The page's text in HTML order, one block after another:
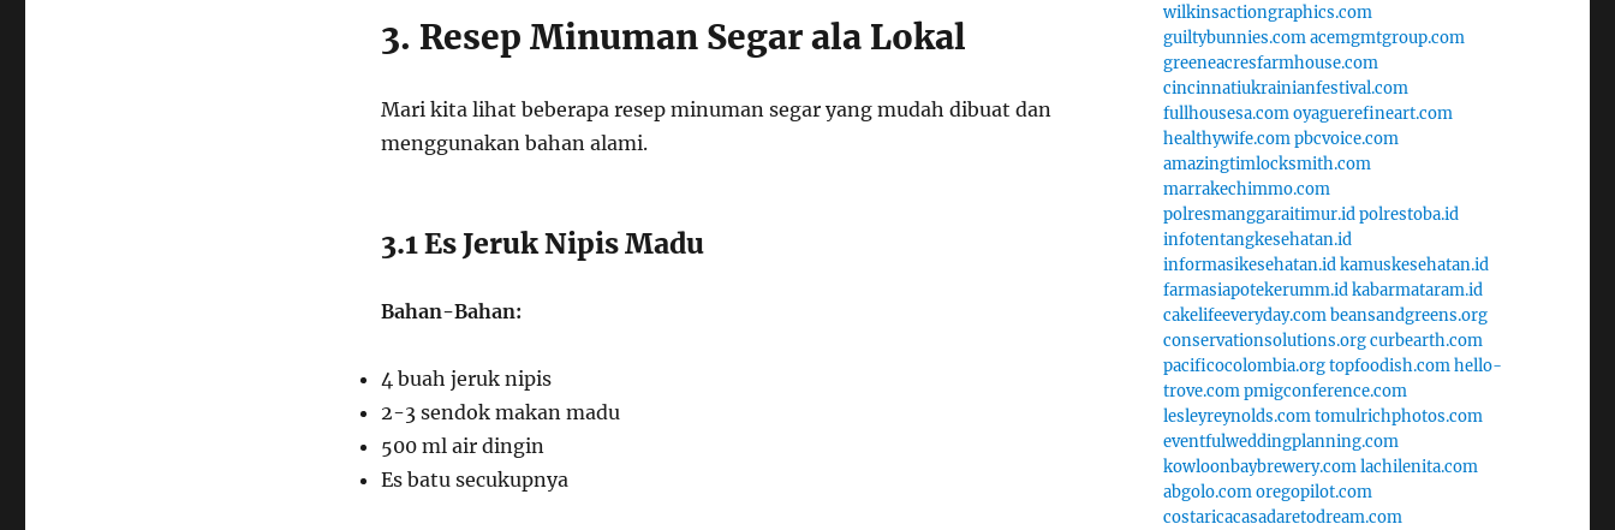
3. Resep Minuman Segar ala Lokal
Mari kita lihat beberapa resep minuman segar yang mudah dibuat dan
menggunakan bahan alami.
3.1 Es Jeruk Nipis Madu
Bahan-Bahan:
4 buah jeruk nipis
2-3 sendok makan madu
500 ml air dingin
Es batu secukupnya
wilkinsactiongraphics.com
guiltybunnies.comacemgmtgroup.com
greeneacresfarmhouse.com
cincinnatiukrainianfestival.com
fullhousesa.comoyaguerefineart.com
healthywife.compbcvoice.com
amazingtimlocksmith.com
marrakechimmo.com
polresmanggaraitimur.idpolrestoba.id
infotentangkesehatan.id
informasikesehatan.idkamuskesehatan.id
farmasiapotekerumm.idkabarmataram.id
cakelifeeveryday.combeansandgreens.org
conservationsolutions.orgcurbearth.com
pacificocolombia.orgtopfoodish.comhello-
trove.compmigconference.com
lesleyreynolds.comtomulrichphotos.com
eventfulweddingplanning.com
kowloonbaybrewery.comlachilenita.com
abgolo.comoregopilot.com
costaricacasadaretodream.com